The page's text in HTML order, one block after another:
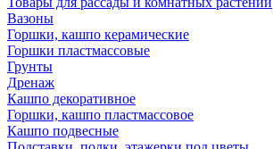
Вазоны
Горшки, кашпо керамические
Горшки пластмассовые
Грунты
Дренаж
Кашпо декоративное
Горшки, кашпо пластмассовое
Кашпо подвесные